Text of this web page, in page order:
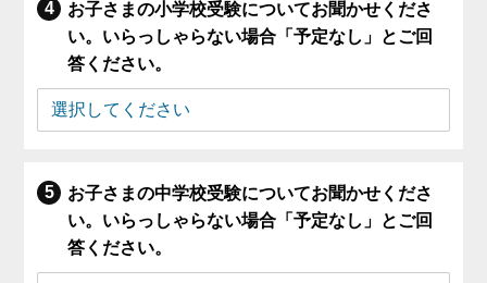
お子さまの小学校受験についてお聞かせくださ
い。いらっしゃらない場合「予定なし」とご回
答ください。
お子さまの中学校受験についてお聞かせくださ
い。いらっしゃらない場合「予定なし」とご回
答ください。